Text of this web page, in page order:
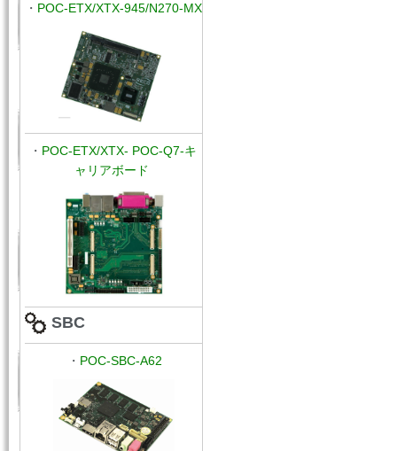
・ POC-ETX/XTX-945/N270-MX
・ POC-ETX/XTX- POC-Q7-キ
ャリアボード
SBC
・ POC-SBC-A62